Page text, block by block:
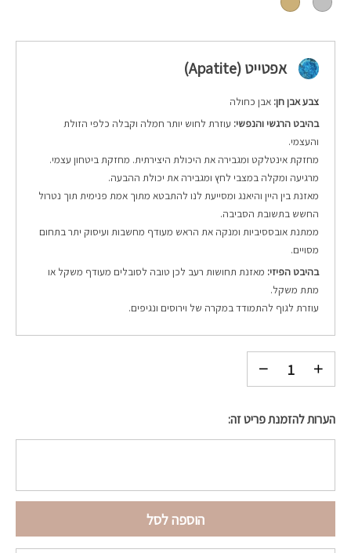
אפטייט (Apatite)
צבע אבן חן: אבן כחולה
בהיבט הרגשי והנפשי: עוזרת לחוש יותר חמלה וקבלה כלפי הזולת
והעצמי.
מחזקת אינטלקט ומגבירה את היכולת היצירתית. מחזקת ביטחון עצמי.
מרגיעה ומקלה במצבי לחץ ומגבירה את יכולת ההבעה.
מאזנת בין היין והיאנג ומסייעת לנו להתבטא מתוך אמת פנימית תוך נטרול
החשש בתשובת הסביבה.
ממתנת אובססיביות ומנקה את הראש מעודף מחשבות ועיסוק יתר בתחום
מסויים.
בהיבט הפיזי: מאזנת תחושות רעב לכן טובה לסובלים מעודף משקל או
מתת משקל.
עוזרת לגוף להתמודד במקרה של וירוסים ונגיפים.
הערות להזמנת פריט זה:
הוספה לסל